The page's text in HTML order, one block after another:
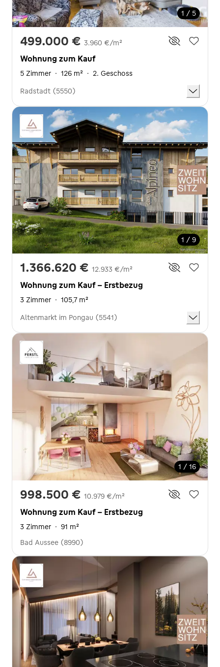
1 / 5
499.000 € 3.960 €/m²
Wohnung zum Kauf
5 Zimmer · 126 m² · 2. Geschoss
Radstadt (5550)
1 / 9
1.366.620 € 12.933 €/m²
Wohnung zum Kauf - Erstbezug
3 Zimmer · 105,7 m²
Altenmarkt im Pongau (5541)
1 / 16
998.500 € 10.979 €/m²
Wohnung zum Kauf - Erstbezug
3 Zimmer · 91 m²
Bad Aussee (8990)